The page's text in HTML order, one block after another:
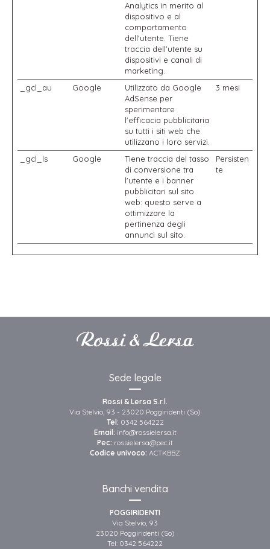
Analytics in merito al
dispositivo e al
comportamento
dell'utente. Tiene
traccia dell'utente su
dispositivi e canali di
marketing.
_gcl_au Google
Utilizzato da Google
AdSense per
sperimentare
l'efficacia pubblicitaria
su tutti i siti web che
utilizzano i loro servizi.
3 mesi
_gcl_ls Google
Tiene traccia del tasso
di conversione tra
l'utente e i banner
pubblicitari sul sito
web: questo serve a
ottimizzare la
pertinenza degli
annunci sul sito.
Persisten
te
Sede legale
Rossi & Lersa S.r.l.
Via Stelvio, 93 - 23020 Poggiridenti (So)
Tel: 0342 564222
Email: info@rossielersa.it
Pec: rossielersa@pec.it
Codice univoco: ACTKBBZ
Banchi vendita
POGGIRIDENTI
Via Stelvio, 93
23020 Poggiridenti (So)
Tel: 0342 564222